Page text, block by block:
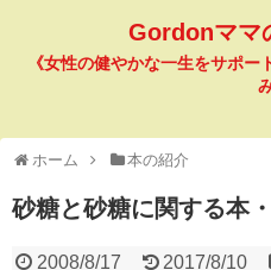
Gordonママ
《女性の健やかな一生をサポ
ホーム 本の紹介
砂糖と砂糖に関する本
2008/8/17 2017/8/10